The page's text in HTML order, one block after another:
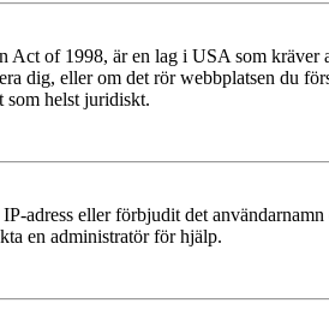
of 1998, är en lag i USA som
dig, eller om det rör webbplatsen du
som helst juridiskt.
adress eller förbjudit det
en administratör för hjälp.